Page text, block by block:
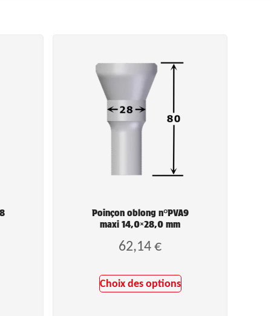
Poinçon oblong n°PVA9
maxi 14,0×28,0 mm
62,14€
Choix des options